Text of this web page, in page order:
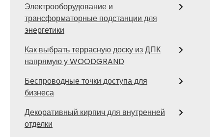
Электрооборудование и
трансформаторные подстанции для
энергетики
Как выбрать террасную доску из ДПК
напрямую у WOODGRAND
Беспроводные точки доступа для
бизнеса
Декоративный кирпич для внутренней
отделки